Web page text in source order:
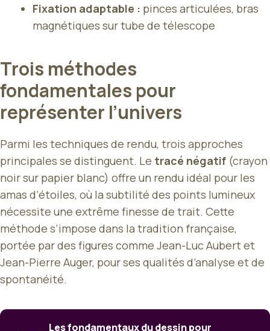
Fixation adaptable : pinces articulées, bras
magnétiques sur tube de télescope
Trois méthodes
fondamentales pour
représenter l’univers
Parmi les techniques de rendu, trois approches
principales se distinguent. Le tracé négatif (crayon
noir sur papier blanc) offre un rendu idéal pour les
amas d’étoiles, où la subtilité des points lumineux
nécessite une extrême finesse de trait. Cette
méthode s’impose dans la tradition française,
portée par des figures comme Jean-Luc Aubert et
Jean-Pierre Auger, pour ses qualités d’analyse et de
spontanéité.
Les fondamentaux du dessin pour